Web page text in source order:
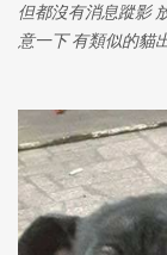
1
但都沒有消息蹤影
意一下 有類似的貓